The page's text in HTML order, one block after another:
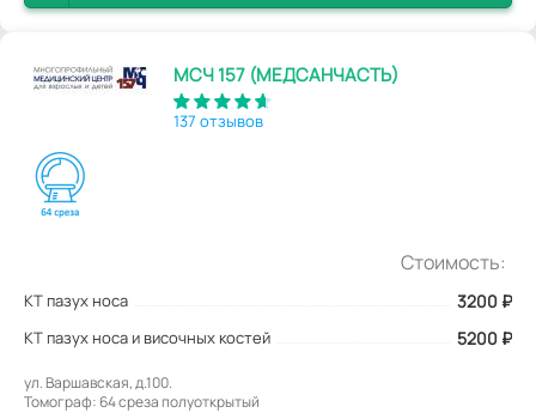
МСЧ 157 (МЕДСАНЧАСТЬ)
137 отзывов
Стоимость:
КТ пазух носа 3200 ₽
КТ пазух носа и височных костей 5200 ₽
ул. Варшавская, д.100.
Томограф: 64 среза полуоткрытый